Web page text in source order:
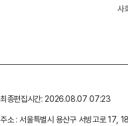
사
최종편집시간: 2026.08.07 07:23
주소 : 서울특별시 용산구 서빙고로 17,